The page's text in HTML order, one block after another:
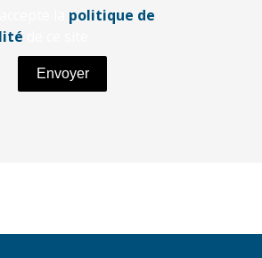
politique de
Envoyer